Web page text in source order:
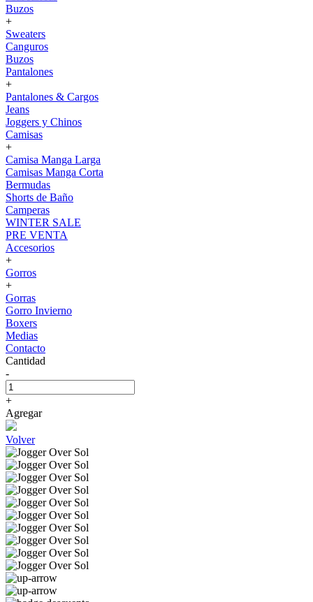
Buzos
+
Sweaters
Canguros
Buzos
Pantalones
+
Pantalones & Cargos
Jeans
Joggers y Chinos
Camisas
+
Camisa Manga Larga
Camisas Manga Corta
Bermudas
Shorts de Baño
Camperas
WINTER SALE
PRE VENTA
Accesorios
+
Gorros
+
Gorras
Gorro Invierno
Boxers
Medias
Contacto
Cantidad
-
+
Agregar
Volver